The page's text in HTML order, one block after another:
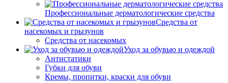
Профессиональные дерматологические средства
Средства от
насекомых и грызунов
Средства от насекомых
Уход за обувью и одеждой
Антистатики
Губки для обуви
Кремы, пропитки, краски для обуви